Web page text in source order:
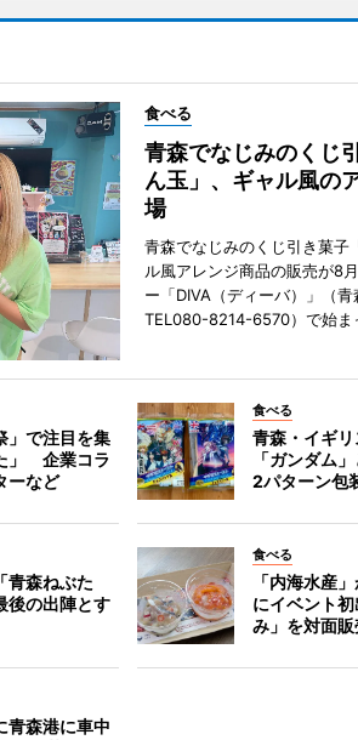
食べる
青森でなじみのくじ
ん玉」、ギャル風の
場
青森でなじみのくじ引き菓子
ル風アレンジ商品の販売が8
ー「DIVA（ディーバ）」（青
TEL080-8214-6570）で始ま
」で注目を集
」 企業コラ
ーなど
食べる
青森・イギ
「ガンダム
2パターン包
青森ねぶた
の出陣とす
食べる
「内海水産
にイベント
み」を対面販
青森港に車中